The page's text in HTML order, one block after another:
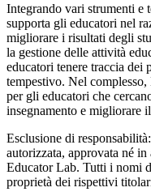
Integrando vari strumenti e
supporta gli educatori nel
migliorare i risultati degli
la gestione delle attività
educatori tenere traccia dei
tempestivo. Nel
per gli educatori che
insegnamento e migliorare
Esclusione di
autorizzata, approvata né
Educator Lab. Tutti i nomi
proprietà dei rispettivi